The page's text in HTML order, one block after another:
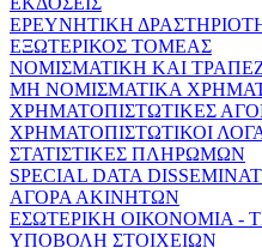
ΕΡΕΥΝΗΤΙΚΗ
ΕΞΩΤΕΡΙΚΟΣ ΤΟΜΕΑΣ
ΝΟΜΙΣΜΑΤΙΚΗ ΚΑΙ
ΜΗ ΝΟΜΙΣΜΑΤΙΚΑ
ΧΡΗΜΑΤΟΠΙΣΤΩΤΙΚΕΣ
ΧΡΗΜΑΤΟΠΙΣΤΩΤΙΚΟΙ
ΣΤΑΤΙΣΤΙΚΕΣ ΠΛΗΡΩΜΩΝ
SPECIAL DATA
ΑΓΟΡΑ ΑΚΙΝΗΤΩΝ
ΕΣΩΤΕΡΙΚΗ ΟΙΚΟΝΟΜΙΑ -
ΥΠΟΒΟΛΗ ΣΤΟΙΧΕΙΩΝ